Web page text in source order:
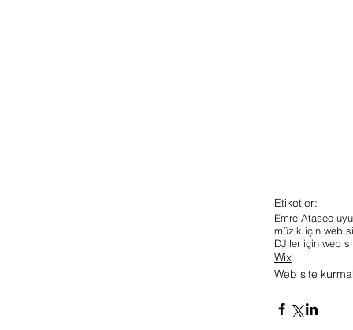
Etiketler:
Emre Ataseo
müzik için web
DJ'ler için web
Wix
Web site